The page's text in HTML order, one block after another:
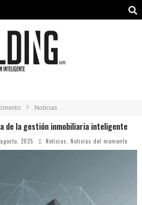
Noticias
de la gestión inmobiliaria inteligente
2025 Noticias Noticias del momento